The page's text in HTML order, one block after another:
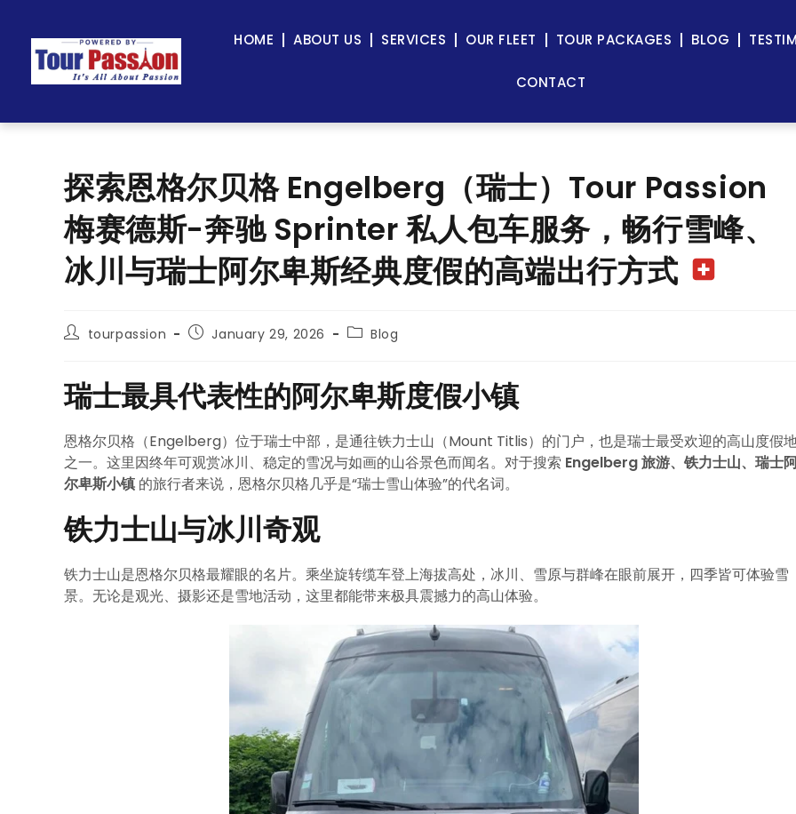
HOME ABOUT US SERVICES OUR FLEET TOUR PACKAGES BLOG
CONTACT
探索恩格尔贝格 Engelberg（瑞士）Tour Passion
梅赛德斯-奔驰 Sprinter 私人包车服务，畅行雪峰、
冰川与瑞士阿尔卑斯经典度假的高端出行方式
tourpassion January 29, 2026 Blog
瑞士最具代表性的阿尔卑斯度假小镇
恩格尔贝格（Engelberg）位于瑞士中部，是通往铁力士山（Mount Titlis）的门户，也是瑞士最受欢迎的高山度假
之一。这里因终年可观赏冰川、稳定的雪况与如画的山谷景色而闻名。对于搜索 Engelberg 旅游、铁力士山、瑞士
尔卑斯小镇 的旅行者来说，恩格尔贝格几乎是“瑞士雪山体验”的代名词。
铁力士山与冰川奇观
铁力士山是恩格尔贝格最耀眼的名片。乘坐旋转缆车登上海拔高处，冰川、雪原与群峰在眼前展开，四季皆可体验雪
景。无论是观光、摄影还是雪地活动，这里都能带来极具震撼力的高山体验。